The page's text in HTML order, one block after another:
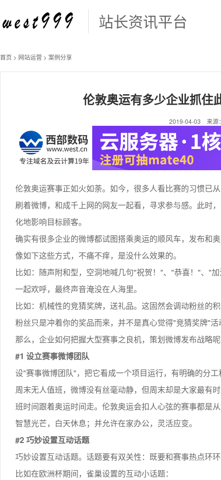
站长资讯平台
首页 > 网站运营 > 案例分享
伦敦奥运有多少企业抓住
2019-04-03 来源
伦敦奥运赛事正如火如荼。如今，很多人看比赛的习惯已
刷着微博，和成千上网的网友一起看，寻求参与感。此时
化地影响目标顾客。
确实有很多企业的微博都试图搭乘奥运的顺风车，发布和
像如下这些方式，不痛不痒，是没什么效果的。
比如：随声附和型，空洞地喊几句"祝贺！"、"恭喜！"、"
一起欢呼，最终声音淹没在人海里。
比如：机械性的竞猜奖牌，送礼品。这固然会调动粉丝的
粉丝只是冲着你的奖品而来，并不是真心觉得"竞猜奖牌"
那么，企业如何把握大型赛事之良机，策划微博发布战略
#1 设立赛事微博团队
设"赛事微博团队"，把它看成一个项目运行，有明确的分
周末无人值班，微博没有丝毫动静，但周末却是大家最有
班时间跟着奥运时间走。伦敦奥运会扣人心弦的赛事都是
智慧光芒，白天休息；并允许在家办公，灵活应变。
#2 巧妙设置互动话题
巧妙设置互动话题。话题要有双关性：既要和赛事热点环
比如在欧洲杯期间，雀巢设置的互动小话题：